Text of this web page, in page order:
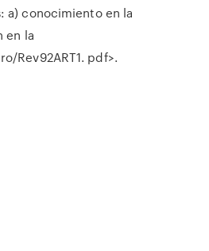
a) conocimiento en la
en la
Rev92ART1. pdf>.